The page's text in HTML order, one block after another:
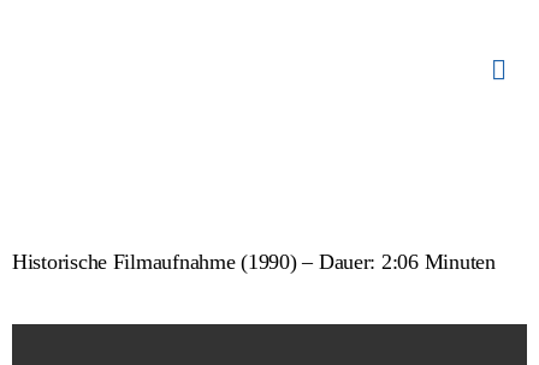
Historische Filmaufnahme (1990) – Dauer: 2:06 Minuten